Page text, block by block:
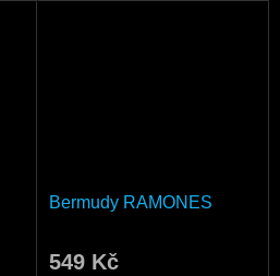
Bermudy RAMONES
549 Kč